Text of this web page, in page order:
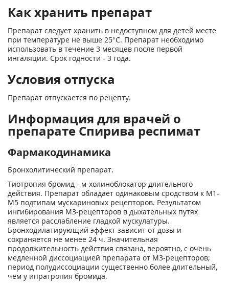
Как хранить препарат
Препарат следует хранить в недоступном для детей месте
при температуре не выше 25°С. Препарат необходимо
использовать в течение 3 месяцев после первой
ингаляции. Срок годности - 3 года.
Условия отпуска
Препарат отпускается по рецепту.
Информация для врачей о
препарате Спирива респимат
Фармакодинамика
Бронхолитический препарат.
Тиотропия бромид - м-холиноблокатор длительного
действия. Препарат обладает одинаковым сродством к M1-
М5 подтипам мускариновых рецепторов. Результатом
ингибирования М3-рецепторов в дыхательных путях
является расслабление гладкой мускулатуры.
Бронходилатирующий эффект зависит от дозы и
сохраняется не менее 24 ч. Значительная
продолжительность действия связана, вероятно, с очень
медленной диссоциацией препарата от М3-рецепторов;
период полудиссоциации существенно более длительный,
чем у ипратропия бромида.